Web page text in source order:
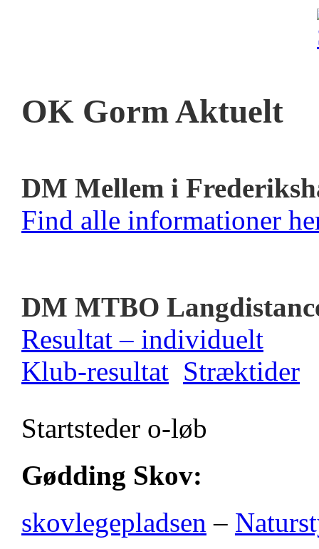
OK Gorm Aktuelt
DM Mellem i
Find alle informationer
DM MTBO
Resultat – individuelt
Klub-resultat Stræktider
Startsteder o-løb
Gødding Skov:
skovlegepladsen –